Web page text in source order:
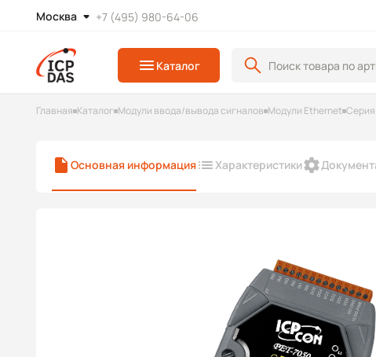
Москва +7 (495) 980-64-06
Каталог
Главная Каталог Модули ввода/вывода сигналов Модули Ethernet Серия
Основная информация Характеристики